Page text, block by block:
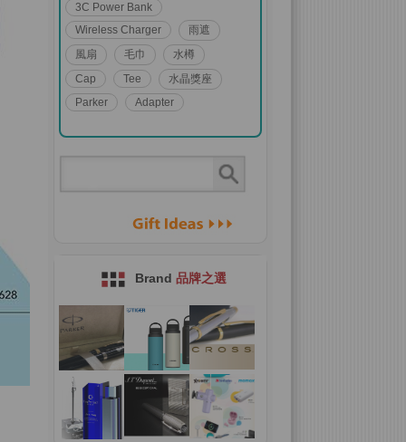
3C Power Bank
Wireless Charger
雨遮
風扇
毛巾
水樽
Cap
Tee
水晶獎座
Parker
Adapter
Brand 品牌之選